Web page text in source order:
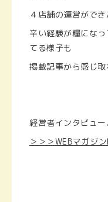
４店舗の運営ができ
辛い経験が糧にな
てる様子も
掲載記事から感じ取
経営者インタビュー
＞＞＞WEBマガジ